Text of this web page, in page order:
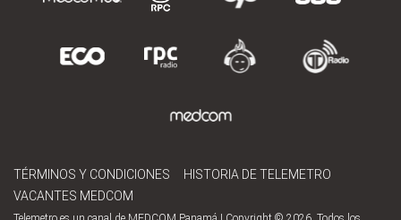
TÉRMINOS Y CONDICIONES
HISTORIA DE TELEMETRO
VACANTES MEDCOM